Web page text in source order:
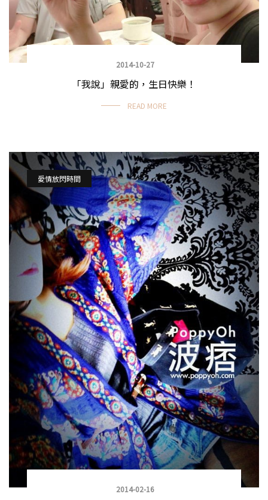
2014-10-27
「我說」親愛的，生日快樂！
READ MORE
愛情放閃時間
2014-02-16